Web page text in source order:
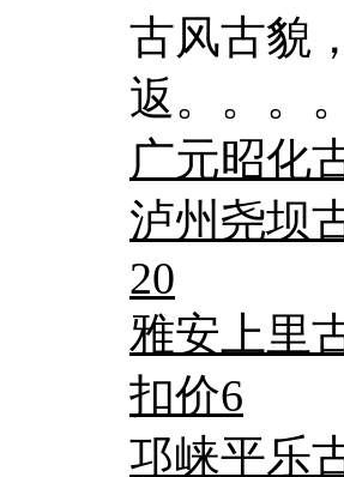
古风古貌
返。。。
广元昭
泸州尧
20
雅安上
扣价6
邛崃平